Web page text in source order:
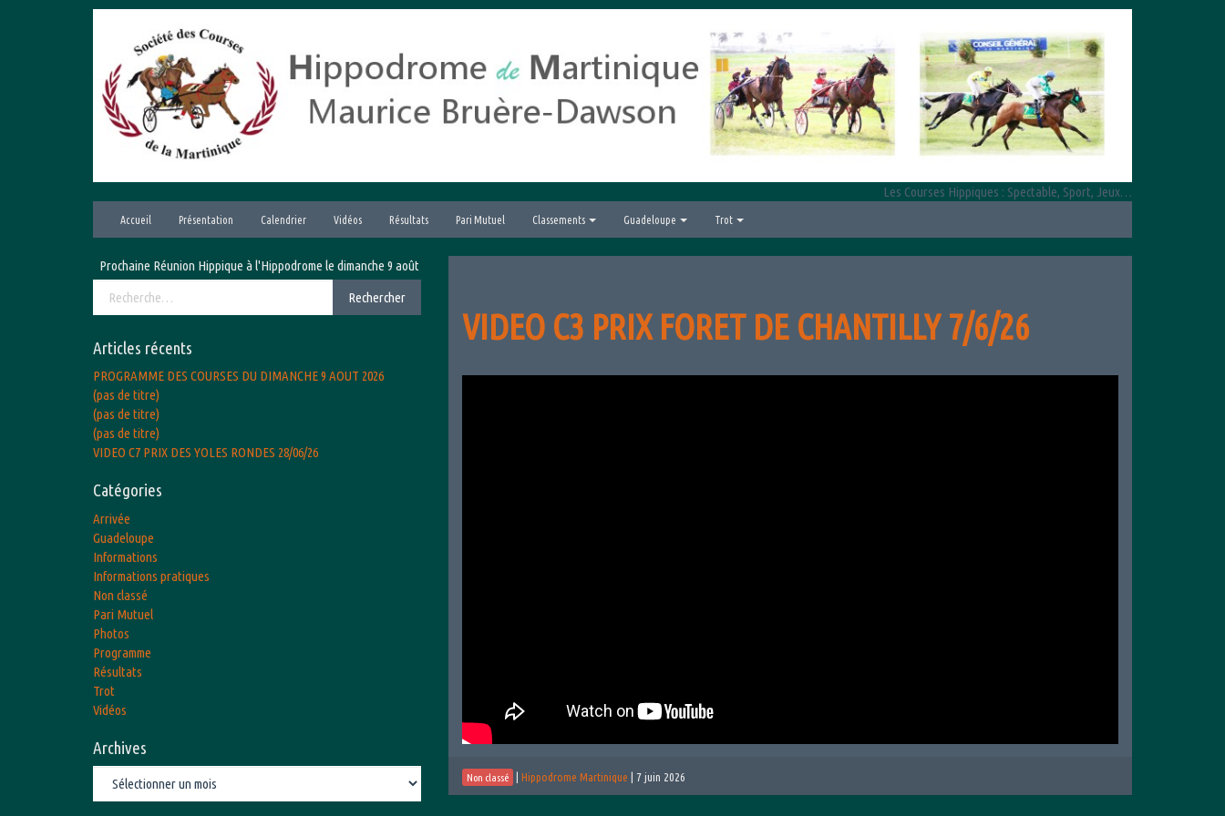
Les Courses Hippiques : Spectable, Sport, Jeux…
Accueil Présentation Calendrier Vidéos Résultats Pari Mutuel Classements Guadeloupe Trot
VIDEO C3 PRIX FORET DE CHANTILLY 7/6/26
Non classé Hippodrome Martinique 7 juin 2026
Prochaine Réunion Hippique à l'Hippodrome le dimanche 9 août 2026 avec le Grand Prix hippique de la Ville du Lamentin
Rechercher
Articles récents
PROGRAMME DES COURSES DU DIMANCHE 9 AOUT 2026
(pas de titre)
(pas de titre)
(pas de titre)
VIDEO C7 PRIX DES YOLES RONDES 28/06/26
Catégories
Arrivée
Guadeloupe
Informations
Informations pratiques
Non classé
Pari Mutuel
Photos
Programme
Résultats
Trot
Vidéos
Archives